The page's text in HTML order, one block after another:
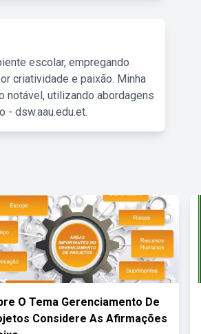
escolar, empregando
criatividade e paixão. Minha
notável, utilizando abordagens
dsw.aau.edu.et.
O Tema Gerenciamento De
Considere As Afirmações